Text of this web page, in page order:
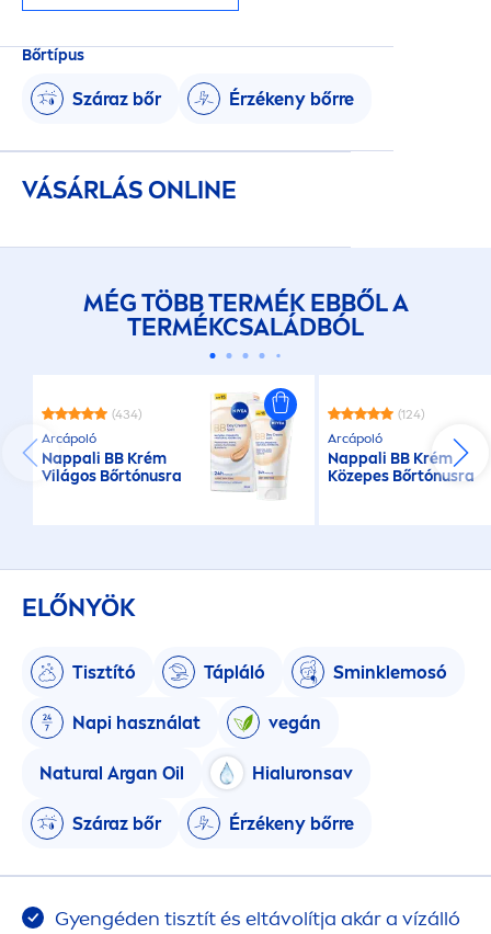
Bőrtípus
Száraz bőr Érzékeny bőrre
VÁSÁRLÁS ONLINE
MÉG TÖBB TERMÉK EBBŐL A
TERMÉKCSALÁDBÓL
(434)
Arcápoló
Nappali BB Krém
Világos Bőrtónusra
(124)
Arcápoló
Nappali BB Krém
Közepes Bőrtónusra
ELŐNYÖK
Tisztító Tápláló Sminklemosó
Napi használat vegán
Natural Argan Oil Hialuronsav
Száraz bőr Érzékeny bőrre
Gyengéden tisztít és eltávolítja akár a vízálló